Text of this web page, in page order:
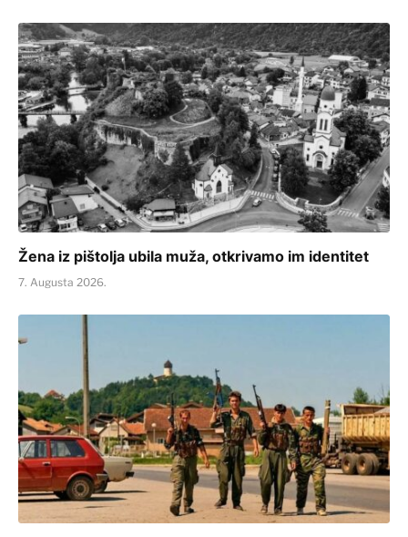
Žena iz pištolja ubila muža, otkrivamo im identitet
7. Augusta 2026.